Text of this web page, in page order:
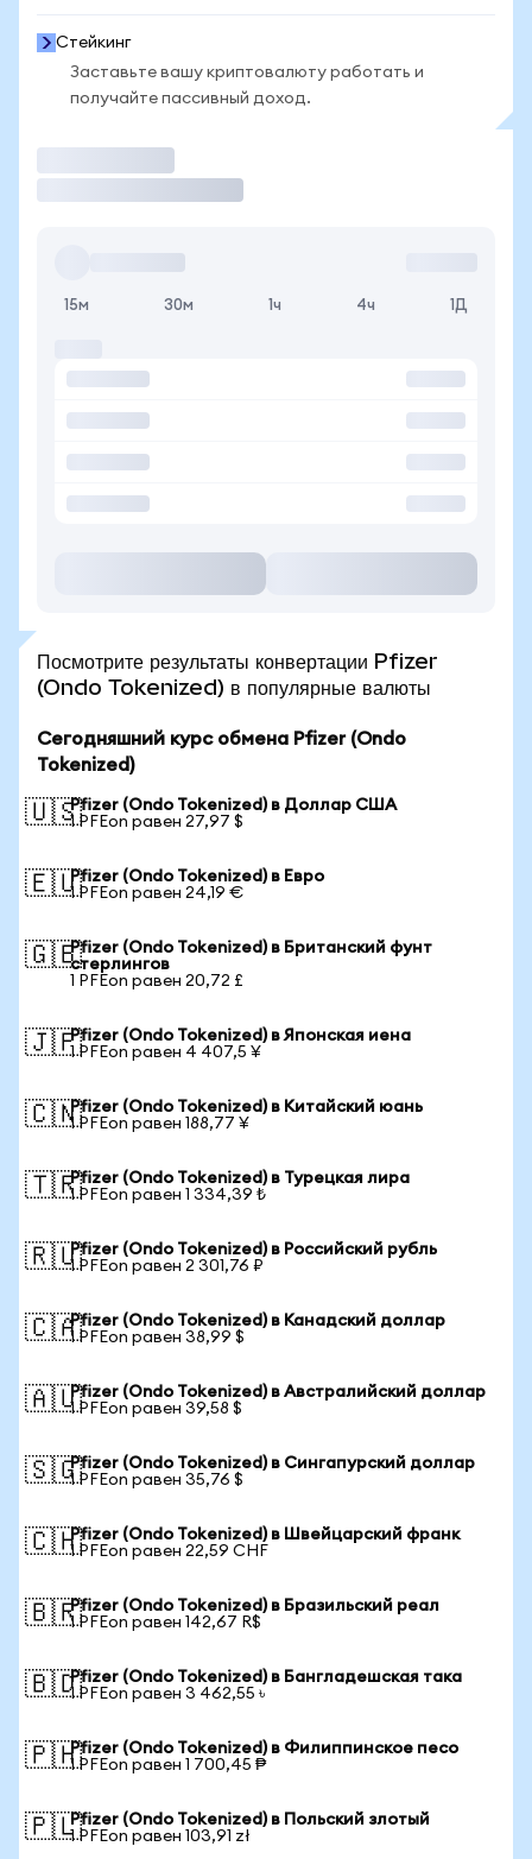
Стейкинг
Заставьте вашу криптовалюту работать и
получайте пассивный доход.
15м 30м 1ч 4ч 1Д
Посмотрите результаты конвертации Pfizer
(Ondo Tokenized) в популярные валюты
Сегодняшний курс обмена Pfizer (Ondo
Tokenized)
🇺🇸Pfizer (Ondo Tokenized) в Доллар США
1 PFEon равен 27,97 $
🇪🇺Pfizer (Ondo Tokenized) в Евро
1 PFEon равен 24,19 €
🇬🇧Pfizer (Ondo Tokenized) в Британский фунт
стерлингов
1 PFEon равен 20,72 £
🇯🇵Pfizer (Ondo Tokenized) в Японская иена
1 PFEon равен 4 407,5 ¥
🇨🇳Pfizer (Ondo Tokenized) в Китайский юань
1 PFEon равен 188,77 ¥
🇹🇷Pfizer (Ondo Tokenized) в Турецкая лира
1 PFEon равен 1 334,39 ₺
🇷🇺Pfizer (Ondo Tokenized) в Российский рубль
1 PFEon равен 2 301,76 ₽
🇨🇦Pfizer (Ondo Tokenized) в Канадский доллар
1 PFEon равен 38,99 $
🇦🇺Pfizer (Ondo Tokenized) в Австралийский доллар
1 PFEon равен 39,58 $
🇸🇬Pfizer (Ondo Tokenized) в Сингапурский доллар
1 PFEon равен 35,76 $
🇨🇭Pfizer (Ondo Tokenized) в Швейцарский франк
1 PFEon равен 22,59 CHF
🇧🇷Pfizer (Ondo Tokenized) в Бразильский реал
1 PFEon равен 142,67 R$
🇧🇩Pfizer (Ondo Tokenized) в Бангладешская така
1 PFEon равен 3 462,55 ৳
🇵🇭Pfizer (Ondo Tokenized) в Филиппинское песо
1 PFEon равен 1 700,45 ₱
🇵🇱Pfizer (Ondo Tokenized) в Польский злотый
1 PFEon равен 103,91 zł